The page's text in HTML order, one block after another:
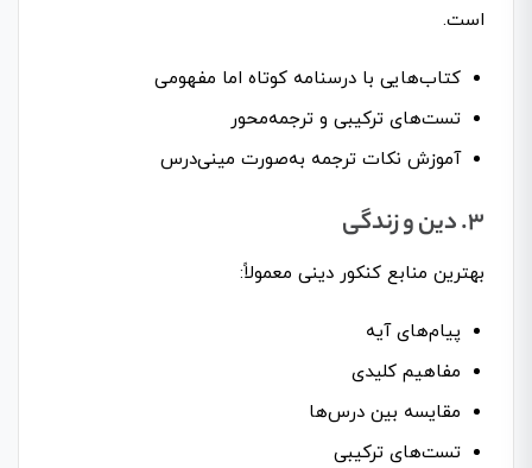
است.
کتاب‌هایی با درسنامه کوتاه اما مفهومی
تست‌های ترکیبی و ترجمه‌محور
آموزش نکات ترجمه به‌صورت مینی‌درس
۳. دین و زندگی
بهترین منابع کنکور دینی معمولاً:
پیام‌های آیه
مفاهیم کلیدی
مقایسه بین درس‌ها
تست‌های ترکیبی